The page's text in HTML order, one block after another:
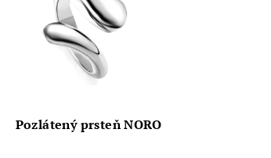
Pozlátený prsteň NORO